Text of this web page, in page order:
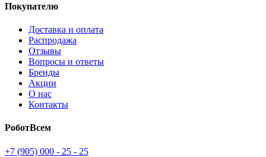
Покупателю
Доставка и оплата
Распродажа
Отзывы
Вопросы и ответы
Бренды
Акции
О нас
Контакты
РоботВсем
+7 (905) 000 - 25 - 25